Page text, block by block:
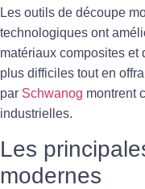
Les outils de découpe
technologiques ont
matériaux composites et
plus difficiles tout en
par Schwanog montrent
industrielles.
Les
modernes